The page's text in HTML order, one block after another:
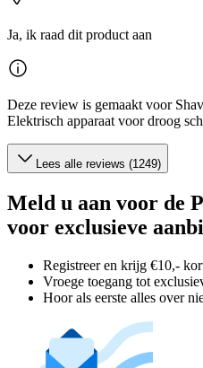
Ja, ik raad dit product aan
Deze review is gemaakt voor
Elektrisch apparaat voor droog
Lees alle reviews (1249)
Meld u aan voor de
voor exclusieve
Registreer en krijg €10,-
Vroege toegang tot
Hoor als eerste alles over